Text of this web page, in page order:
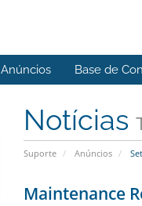
Anúncios Base de
Notícias
Suporte Anúncios
Maintenance